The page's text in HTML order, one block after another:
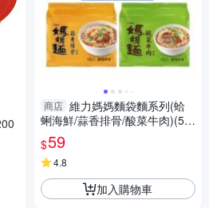
商店 維力媽媽麵袋麵系列(蛤
蜊海鮮/蒜香排骨/酸菜牛肉)(5
包/袋)【愛買】
$59
4.8
加入購物車